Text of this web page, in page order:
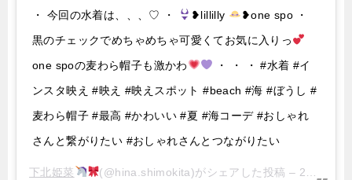
・ 今回の水着は、、、♡ ・ ❥lillilly
❥one spo ・
黒のチェックでめちゃめちゃ可愛くてお気に入りっ
one spoの麦わら帽子も激かわ
・ ・ ・ #水着 #イ
ンスタ映え #映え #映えスポット #beach #海 #ぼうし #
麦わら帽子 #最高 #かわいい #夏 #海コーデ #おしゃれ
さんと繋がりたい #おしゃれさんとつながりたい
下北姫菜 (@hina.shimokita)がシェアした投稿 – 2019年 9月月17日午前3時59分PDT